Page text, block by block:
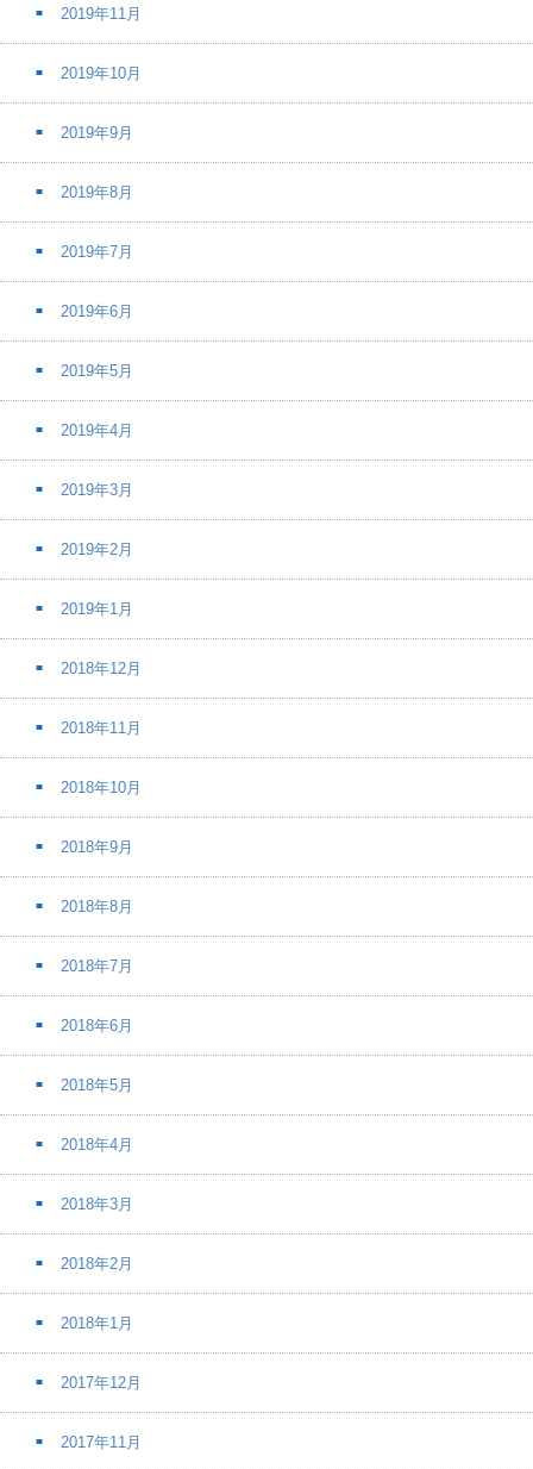
2019年11月
2019年10月
2019年9月
2019年8月
2019年7月
2019年6月
2019年5月
2019年4月
2019年3月
2019年2月
2019年1月
2018年12月
2018年11月
2018年10月
2018年9月
2018年8月
2018年7月
2018年6月
2018年5月
2018年4月
2018年3月
2018年2月
2018年1月
2017年12月
2017年11月